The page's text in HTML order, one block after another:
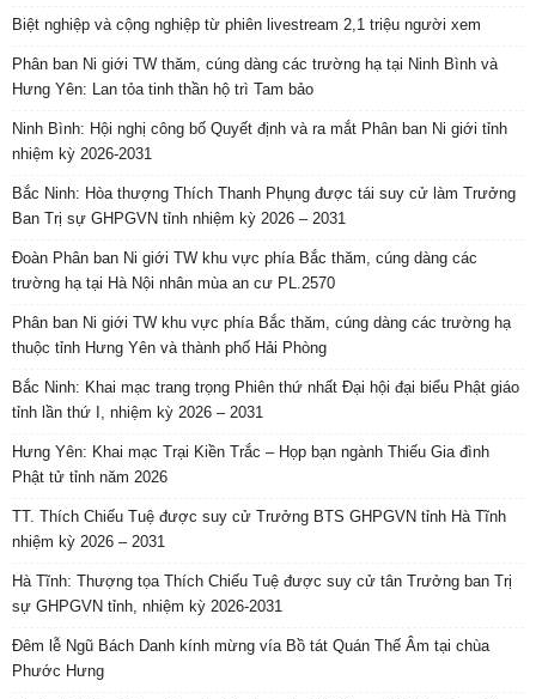
Biệt nghiệp và cộng nghiệp từ phiên livestream 2,1 triệu người xem
Phân ban Ni giới TW thăm, cúng dàng các trường hạ tại Ninh Bình và
Hưng Yên: Lan tỏa tinh thần hộ trì Tam bảo
Ninh Bình: Hội nghị công bố Quyết định và ra mắt Phân ban Ni giới tỉnh
nhiệm kỳ 2026-2031
Bắc Ninh: Hòa thượng Thích Thanh Phụng được tái suy cử làm Trưởng
Ban Trị sự GHPGVN tỉnh nhiệm kỳ 2026 – 2031
Đoàn Phân ban Ni giới TW khu vực phía Bắc thăm, cúng dàng các
trường hạ tại Hà Nội nhân mùa an cư PL.2570
Phân ban Ni giới TW khu vực phía Bắc thăm, cúng dàng các trường hạ
thuộc tỉnh Hưng Yên và thành phố Hải Phòng
Bắc Ninh: Khai mạc trang trọng Phiên thứ nhất Đại hội đại biểu Phật giáo
tỉnh lần thứ I, nhiệm kỳ 2026 – 2031
Hưng Yên: Khai mạc Trại Kiền Trắc – Họp bạn ngành Thiếu Gia đình
Phật tử tỉnh năm 2026
TT. Thích Chiếu Tuệ được suy cử Trưởng BTS GHPGVN tỉnh Hà Tĩnh
nhiệm kỳ 2026 – 2031
Hà Tĩnh: Thượng tọa Thích Chiếu Tuệ được suy cử tân Trưởng ban Trị
sự GHPGVN tỉnh, nhiệm kỳ 2026-2031
Đêm lễ Ngũ Bách Danh kính mừng vía Bồ tát Quán Thế Âm tại chùa
Phước Hưng